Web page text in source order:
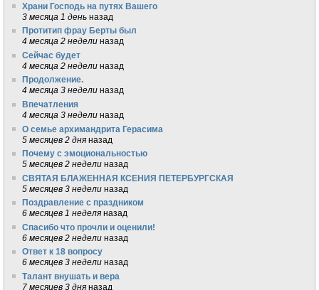
Храни Господь на путях Вашего
3 месяца 1 день назад
Протитип фрау Берты был
4 месяца 2 недели назад
Сейчас будет
4 месяца 2 недели назад
Продолжение.
4 месяца 3 недели назад
Впечатления
4 месяца 3 недели назад
О семье архимандрита Герасима
5 месяцев 2 дня назад
Почему с эмоциональностью
5 месяцев 2 недели назад
СВЯТАЯ БЛАЖЕННАЯ КСЕНИЯ ПЕТЕРБУРГСКАЯ
5 месяцев 3 недели назад
Поздравление с праздником
6 месяцев 1 неделя назад
Спасибо что прочли и оценили!
6 месяцев 2 недели назад
Ответ к 18 вопросу
6 месяцев 3 недели назад
Талант внушать и вера
7 месяцев 3 дня назад